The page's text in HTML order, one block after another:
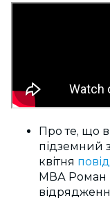
Про те, що
підземний
квітня
МВА Роман